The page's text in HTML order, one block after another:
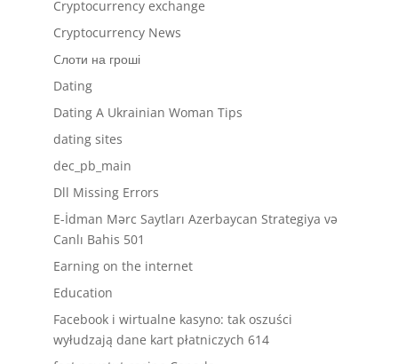
Cryptocurrency exchange
Cryptocurrency News
Cлоти на гроші
Dating
Dating A Ukrainian Woman Tips
dating sites
dec_pb_main
Dll Missing Errors
E-İdman Mərc Saytları Azerbaycan Strategiya və
Canlı Bahis 501
Earning on the internet
Education
Facebook i wirtualne kasyno: tak oszuści
wyłudzają dane kart płatniczych 614